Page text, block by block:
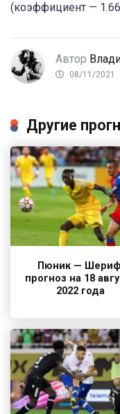
(коэффициент —
Автор
08/11/2021
Другие
Пюник —
прогноз на 18
2022 года